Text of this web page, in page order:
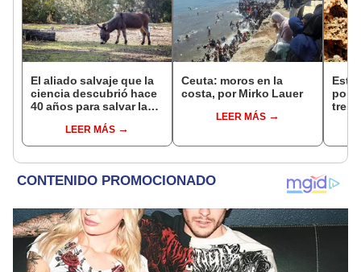
El aliado salvaje que la
ciencia descubrió hace
40 años para salvar la
reintroducción de un
asno salvaje está
vida
LEER MÁS
Ceuta: moros en la
costa, por Mirko Lauer
LEER MÁS
Este
tres